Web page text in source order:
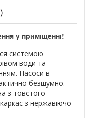
у приміщенні!
системою
води та
Насоси в
безшумно.
з товстого
з нержавіючої